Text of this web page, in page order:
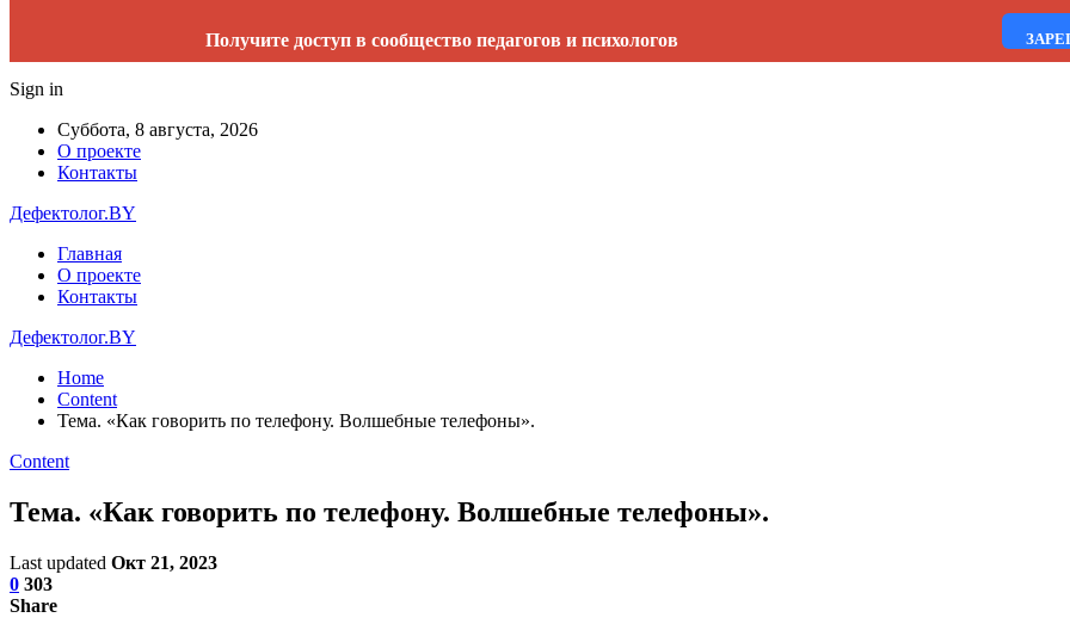
Получите доступ в сообщество педагогов и психологов
Sign in
Суббота, 8 августа, 2026
О проекте
Контакты
Дефектолог.BY
Главная
О проекте
Контакты
Дефектолог.BY
Home
Content
Тема. «Как говорить по телефону. Волшебные телефоны».
Content
Тема. «Как говорить по телефону. Волшебные телефоны».
Last updated Окт 21, 2023
0 303
Share